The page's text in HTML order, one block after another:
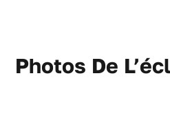
Photos De